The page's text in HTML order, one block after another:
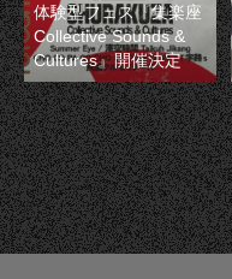
体験型フェス『集楽座
Collective Sounds &
Cultures』開催決定